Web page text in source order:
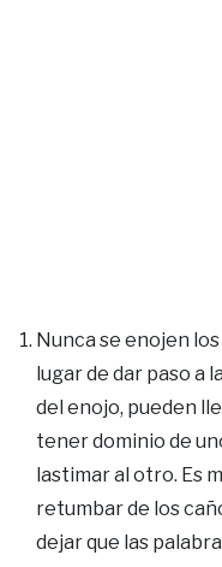
Nunca se enojen
lugar de dar paso a
del enojo, pueden
tener dominio de
lastimar al otro. Es
retumbar de los
dejar que las